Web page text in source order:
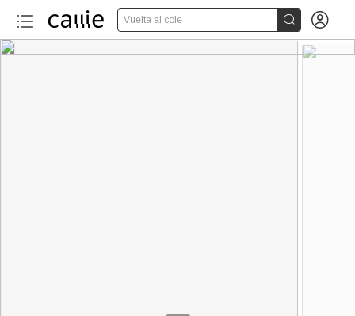
Vuelta al cole  